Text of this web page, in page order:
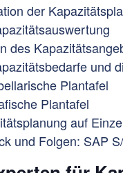
der
des
und
Plantafel
Plantafel
auf
und Folgen: SAP